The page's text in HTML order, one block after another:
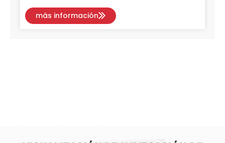
más información